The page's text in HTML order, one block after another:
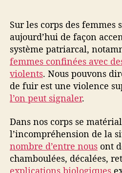
Sur les corps des femmes
aujourd’hui de façon
système patriarcal,
femmes confinées avec
violents. Nous pouvons
de fuir est une violence
l’on peut signaler.
Dans nos corps se
l’incompréhension de la
nombre d’entre nous ont
chamboulées, décalées,
explications biologiques